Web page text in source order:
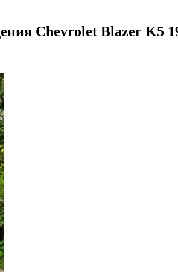
Chevrolet Blazer K5